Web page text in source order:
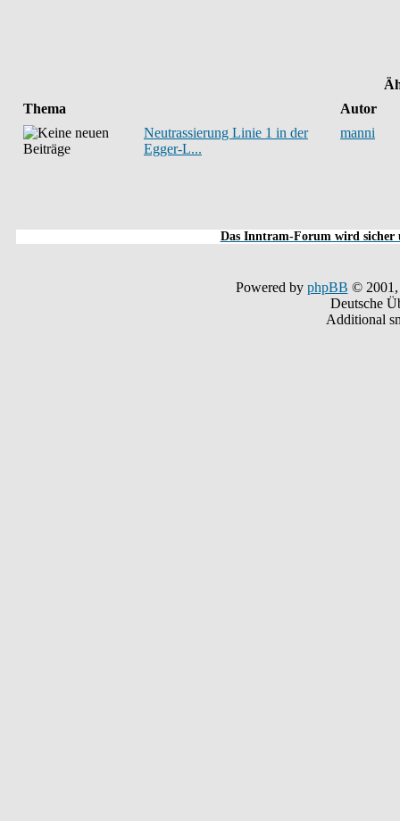
Thema
Autor
Neutrassierung Linie 1 in der
Egger-L...
manni
Das Inntram-Forum wird sicher
Powered by phpBB © 2001,
Deutsche
Additional